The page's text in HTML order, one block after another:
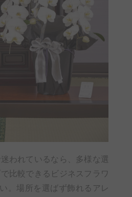
われているなら、多様な選
比較できるビジネスフラワ
。場所を選ばず飾れるアレ